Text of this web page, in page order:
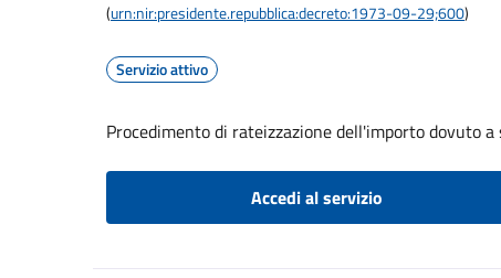
(urn:nir:presidente.repubblica:decreto:1973-09-29;600)
Servizio attivo
Procedimento di rateizzazione dell'importo dovuto
Accedi al servizio